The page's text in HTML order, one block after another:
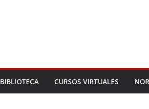
BIBLIOTECA CURSOS VIRTUALES